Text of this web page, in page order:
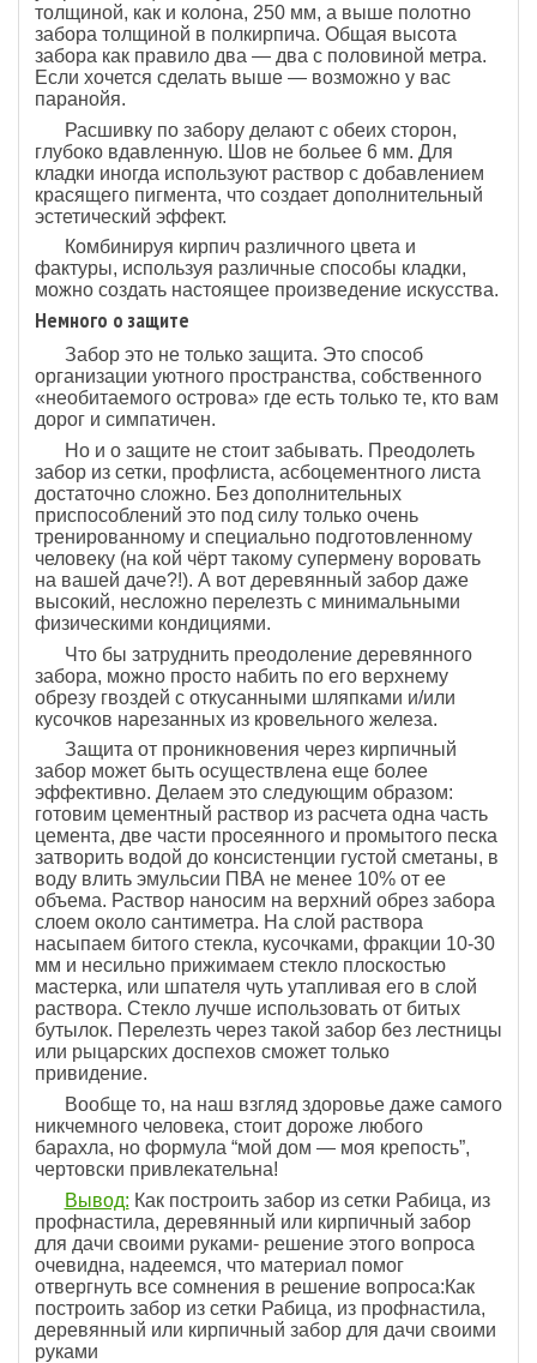
толщиной, как и колона, 250 мм, а выше полотно
забора толщиной в полкирпича. Общая высота
забора как правило два — два с половиной метра.
Если хочется сделать выше — возможно у вас
паранойя.
Расшивку по забору делают с обеих сторон,
глубоко вдавленную. Шов не больее 6 мм. Для
кладки иногда используют раствор с добавлением
красящего пигмента, что создает дополнительный
эстетический эффект.
Комбинируя кирпич различного цвета и
фактуры, используя различные способы кладки,
можно создать настоящее произведение искусства.
Немного о защите
Забор это не только защита. Это способ
организации уютного пространства, собственного
«необитаемого острова» где есть только те, кто вам
дорог и симпатичен.
Но и о защите не стоит забывать. Преодолеть
забор из сетки, профлиста, асбоцементного листа
достаточно сложно. Без дополнительных
приспособлений это под силу только очень
тренированному и специально подготовленному
человеку (на кой чёрт такому супермену воровать
на вашей даче?!). А вот деревянный забор даже
высокий, несложно перелезть с минимальными
физическими кондициями.
Что бы затруднить преодоление деревянного
забора, можно просто набить по его верхнему
обрезу гвоздей с откусанными шляпками и/или
кусочков нарезанных из кровельного железа.
Защита от проникновения через кирпичный
забор может быть осуществлена еще более
эффективно. Делаем это следующим образом:
готовим цементный раствор из расчета одна часть
цемента, две части просеянного и промытого песка
затворить водой до консистенции густой сметаны, в
воду влить эмульсии ПВА не менее 10% от ее
объема. Раствор наносим на верхний обрез забора
слоем около сантиметра. На слой раствора
насыпаем битого стекла, кусочками, фракции 10-30
мм и несильно прижимаем стекло плоскостью
мастерка, или шпателя чуть утапливая его в слой
раствора. Стекло лучше использовать от битых
бутылок. Перелезть через такой забор без лестницы
или рыцарских доспехов сможет только
привидение.
Вообще то, на наш взгляд здоровье даже самого
никчемного человека, стоит дороже любого
барахла, но формула “мой дом — моя крепость”,
чертовски привлекательна!
Вывод: Как построить забор из сетки Рабица, из
профнастила, деревянный или кирпичный забор
для дачи своими руками- решение этого вопроса
очевидна, надеемся, что материал помог
отвергнуть все сомнения в решение вопроса:Как
построить забор из сетки Рабица, из профнастила,
деревянный или кирпичный забор для дачи своими
руками